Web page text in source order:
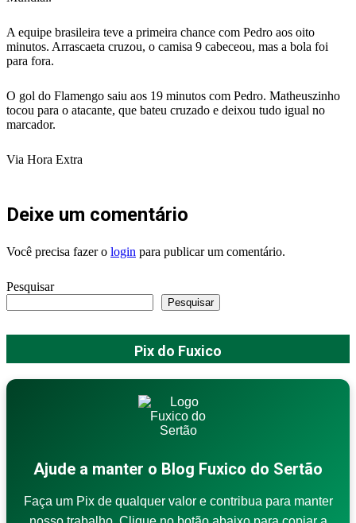
A equipe brasileira teve a primeira chance com Pedro aos oito
minutos. Arrascaeta cruzou, o camisa 9 cabeceou, mas a bola foi
para fora.
O gol do Flamengo saiu aos 19 minutos com Pedro. Matheuszinho
tocou para o atacante, que bateu cruzado e deixou tudo igual no
marcador.
Via Hora Extra
Deixe um comentário
Você precisa fazer o login para publicar um comentário.
Pesquisar
Pesquisar
Pix do Fuxico
Ajude a manter o Blog Fuxico do Sertão
Faça um Pix de qualquer valor e contribua para manter